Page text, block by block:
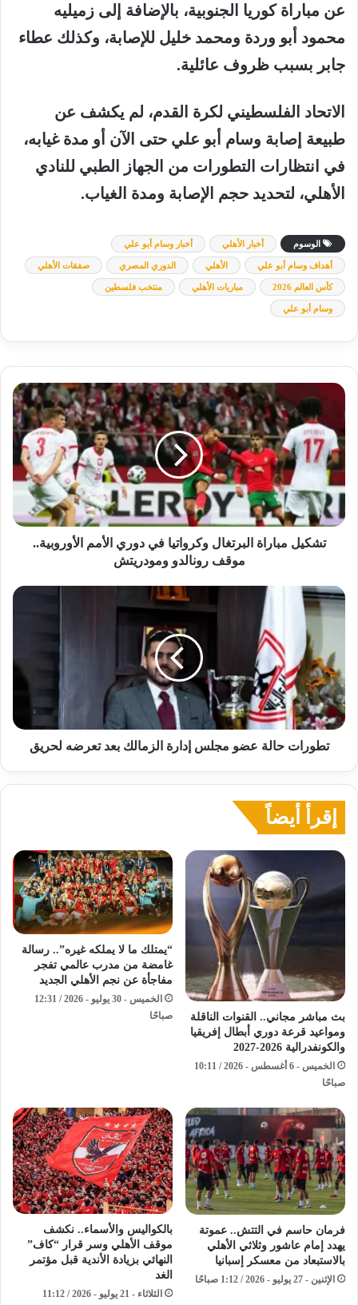
عن مباراة كوريا الجنوبية، بالإضافة إلى زميليه
محمود أبو وردة ومحمد خليل للإصابة، وكذلك عطاء
جابر بسبب ظروف عائلية.
الاتحاد الفلسطيني لكرة القدم، لم يكشف عن
طبيعة إصابة وسام أبو علي حتى الآن أو مدة غيابه،
في انتظارات التطورات من الجهاز الطبي للنادي
الأهلي، لتحديد حجم الإصابة ومدة الغياب.
الوسوم أخبار الأهلي أخبار وسام أبو علي
أهداف وسام أبو علي الأهلي الدوري المصري صفقات الأهلي
كأس العالم 2026 مباريات الأهلي منتخب فلسطين
وسام أبو علي
تشكيل
مباراة
البرتغال
وكرواتيا
في
دوري
الأمم
الأوروبية..
موقف
رونالدو
تشكيل مباراة البرتغال وكرواتيا في دوري الأمم الأوروبية..
موقف رونالدو ومودريتش
تطورات
حالة
مجلس
إدارة
الزمالك
بعد
تعرضه
لحريق
تطورات حالة عضو مجلس إدارة الزمالك بعد تعرضه لحريق
إقرأ أيضاً
بث مباشر مجاني.. القنوات الناقلة
ومواعيد قرعة دوري أبطال إفريقيا
والكونفدرالية 2026-2027
الخميس - 6 أغسطس - 2026 / 10:11
صباحًا
“يمتلك ما لا يملكه غيره”.. رسالة
غامضة من مدرب عالمي تفجر
مفاجأة عن نجم الأهلي الجديد
الخميس - 30 يوليو - 2026 / 12:31
صباحًا
فرمان حاسم في التتش.. عموتة
يهدد إمام عاشور وثلاثي الأهلي
بالاستبعاد من معسكر إسبانيا
الإثنين - 27 يوليو - 2026 / 1:12 صباحًا
بالكواليس والأسماء.. نكشف
موقف الأهلي وسر قرار “كاف”
النهائي بزيادة الأندية قبل مؤتمر
الغد
الثلاثاء - 21 يوليو - 2026 / 11:12